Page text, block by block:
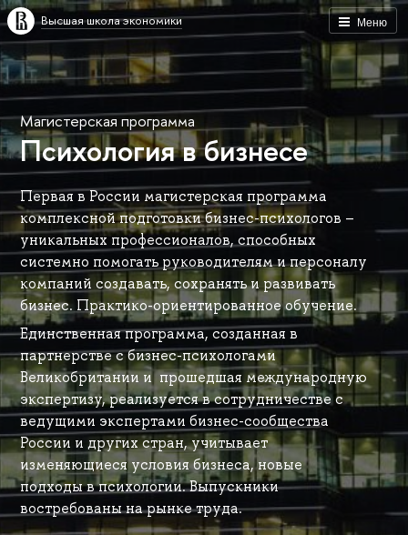
Меню
Высшая школа экономики
Магистерская программа
Психология в бизнесе
Первая в России магистерская программа
комплексной подготовки бизнес-психологов –
уникальных профессионалов, способных
системно помогать руководителям и персоналу
компаний создавать, сохранять и развивать
бизнес. Практико-ориентированное обучение.
Единственная программа, созданная в
партнерстве с бизнес-психологами
Великобритании и прошедшая международную
экспертизу, реализуется в сотрудничестве с
ведущими экспертами бизнес-сообщества
России и других стран, учитывает
изменяющиеся условия бизнеса, новые
подходы в психологии. Выпускники
востребованы на рынке труда.